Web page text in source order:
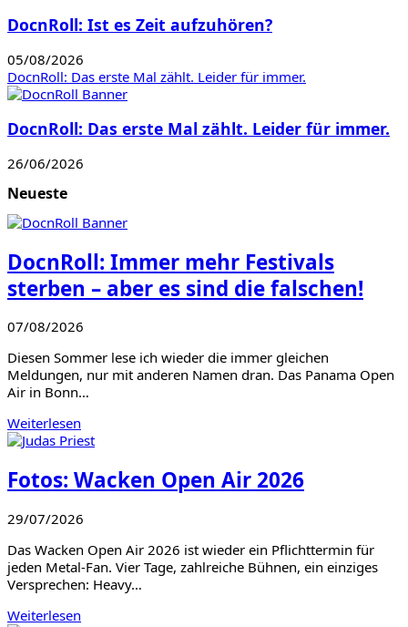
DocnRoll: Ist es Zeit aufzuhören?
05/08/2026
DocnRoll: Das erste Mal zählt. Leider für immer.
DocnRoll: Das erste Mal zählt. Leider für immer.
26/06/2026
Neueste
DocnRoll: Immer mehr Festivals
sterben – aber es sind die falschen!
07/08/2026
Diesen Sommer lese ich wieder die immer gleichen
Meldungen, nur mit anderen Namen dran. Das Panama Open
Air in Bonn…
Weiterlesen
Fotos: Wacken Open Air 2026
29/07/2026
Das Wacken Open Air 2026 ist wieder ein Pflichttermin für
jeden Metal-Fan. Vier Tage, zahlreiche Bühnen, ein einziges
Versprechen: Heavy…
Weiterlesen